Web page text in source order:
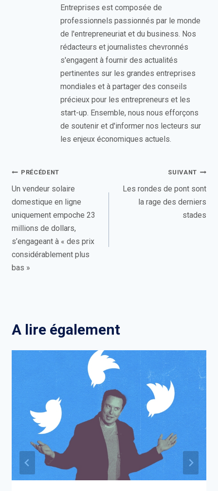
Entreprises est composée de
professionnels passionnés par le monde
de l'entrepreneuriat et du business. Nos
rédacteurs et journalistes chevronnés
s'engagent à fournir des actualités
pertinentes sur les grandes entreprises
mondiales et à partager des conseils
précieux pour les entrepreneurs et les
start-up. Ensemble, nous nous efforçons
de soutenir et d'informer nos lecteurs sur
les enjeux économiques actuels.
Navigation
de
l’article
PRÉCÉDENT
Un vendeur solaire
domestique en ligne
uniquement empoche 23
millions de dollars,
s’engageant à « des prix
considérablement plus
bas »
SUIVANT
Les rondes de pont sont
la rage des derniers
stades
A lire également